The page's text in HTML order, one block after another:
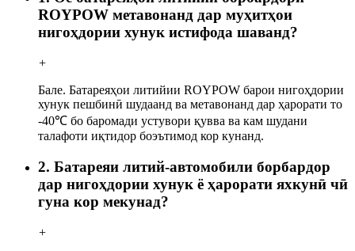
ROYPOW метавонанд дар муҳитҳои
нигоҳдории хунук истифода шаванд?
+
Бале. Батареяҳои литийии ROYPOW барои нигоҳдории
хунук пешбинӣ шудаанд ва метавонанд дар ҳарорати то
-40℃ бо баромади устувори қувва ва кам шудани
талафоти иқтидор боэътимод кор кунанд.
2. Батареяи литий-автомобили борбардор
дар нигоҳдории хунук ё ҳарорати яхкунӣ чӣ
гуна кор мекунад?
+